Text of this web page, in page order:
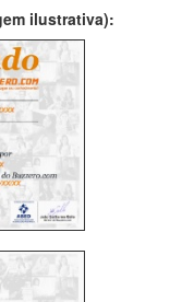
ilustrativa):